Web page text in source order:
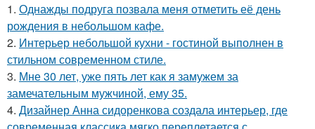
1. Однажды подруга позвала меня отметить её день
рождения в небольшом кафе.
2. Интерьер небольшой кухни - гостиной выполнен в
стильном современном стиле.
3. Мне 30 лет, уже пять лет как я замужем за
замечательным мужчиной, ему 35.
4. Дизайнер Анна сидоренкова создала интерьер, где